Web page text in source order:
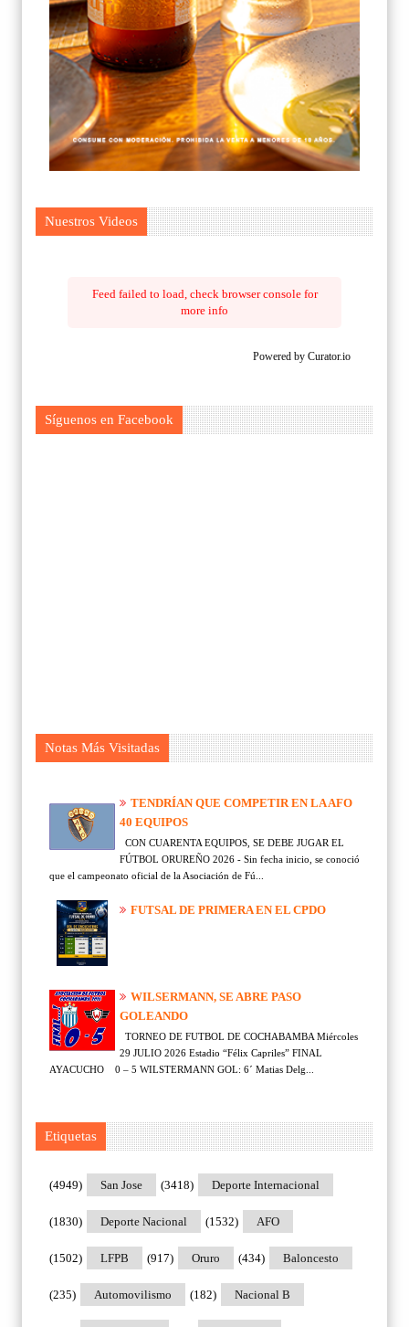
Nuestros Videos
Feed failed to load, check browser console for
more info
Powered by Curator.io
Síguenos en Facebook
Notas Más Visitadas
TENDRÍAN QUE COMPETIR EN LA AFO
40 EQUIPOS
CON CUARENTA EQUIPOS, SE DEBE JUGAR EL
FÚTBOL ORUREÑO 2026 - Sin fecha inicio, se conoció
que el campeonato oficial de la Asociación de Fú...
FUTSAL DE PRIMERA EN EL CPDO
WILSERMANN, SE ABRE PASO
GOLEANDO
TORNEO DE FUTBOL DE COCHABAMBA Miércoles
29 JULIO 2026 Estadio “Félix Capriles” FINAL
AYACUCHO 0 – 5 WILSTERMANN GOL: 6´ Matias Delg...
Etiquetas
San Jose
(4949) Deporte Internacional
(3418)
Deporte Nacional
(1830) AFO
(1532)
LFPB
(1502) Oruro
(917) Baloncesto
(434)
Automovilismo
(235) Nacional B
(182)